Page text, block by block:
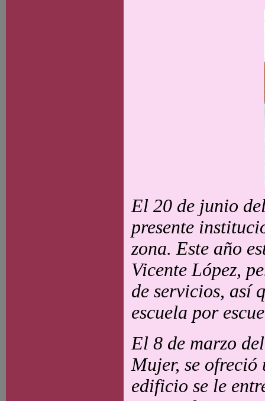
El 20 de junio
presente
zona. Este año
Vicente López,
de servicios, así
escuela por
El 8 de marzo
Mujer, se ofreció
edificio se le